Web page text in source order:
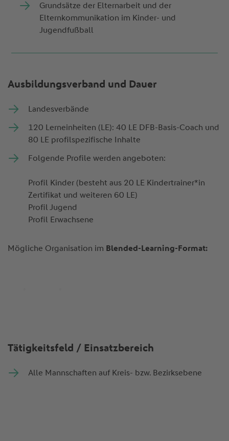
Grundsätze der Elternarbeit und der
Elternkommunikation im Kinder- und
Jugendfußball
Ausbildungsverband und Dauer
Landesverbände
120 Lerneinheiten (LE): 40 LE DFB-Basis-Coach und
80 LE profilspezifische Inhalte
Folgende Profile werden angeboten:
Profil Kinder (besteht aus 20 LE Kindertrainer*in
Zertifikat und weiteren 60 LE)
Profil Jugend
Profil Erwachsene
Mögliche Organisation im Blended-Learning-Format:
Tätigkeitsfeld / Einsatzbereich
Alle Mannschaften auf Kreis- bzw. Bezirksebene